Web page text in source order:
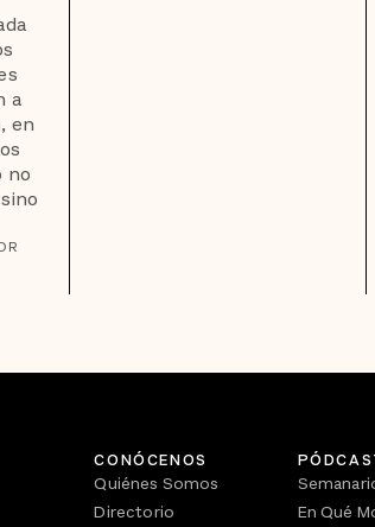
a
en
no
CONÓCENOS
Quiénes Somos
Directorio
En Qué